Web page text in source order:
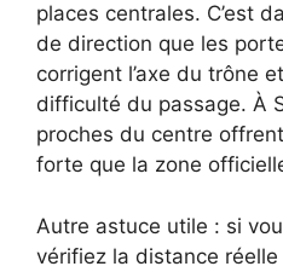
places centrales. C’est
de direction que les
corrigent l’axe du trône
difficulté du passage. À
proches du centre
forte que la zone
Autre astuce utile : si
vérifiez la distance